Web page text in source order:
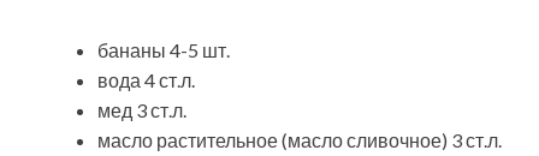
бананы 4-5 шт.
вода 4 ст.л.
мед 3 ст.л.
масло растительное (масло сливочное) 3 ст.л.